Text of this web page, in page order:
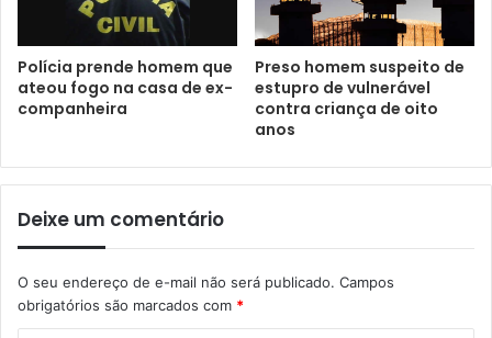
Polícia prende homem que
ateou fogo na casa de ex-
companheira
Preso homem suspeito de
estupro de vulnerável
contra criança de oito
anos
Deixe um comentário
O seu endereço de e-mail não será publicado. Campos
obrigatórios são marcados com *